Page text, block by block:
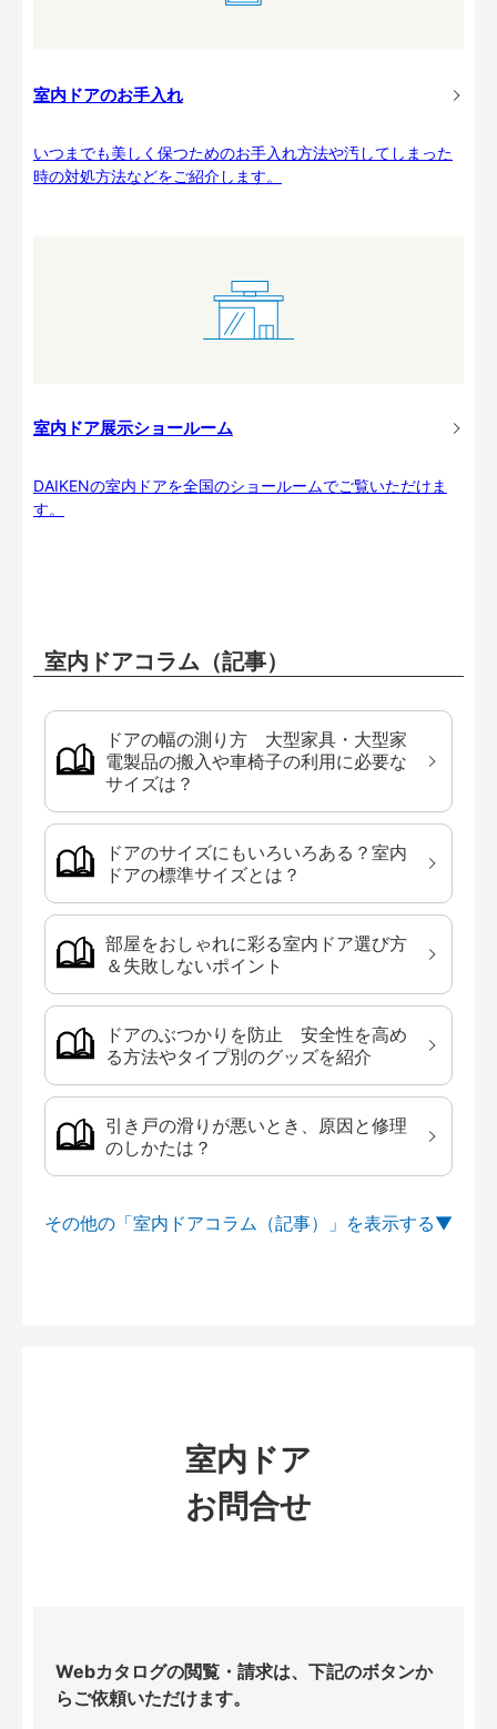
室内ドアのお手入れ
いつまでも美しく保つためのお手入れ方法や汚してしまった
時の対処方法などをご紹介します。
室内ドア展示ショールーム
DAIKENの室内ドアを全国のショールームでご覧いただけま
す。
室内ドアコラム（記事）
ドアの幅の測り方 大型家具・大型家
電製品の搬入や車椅子の利用に必要な
サイズは？
ドアのサイズにもいろいろある？室内
ドアの標準サイズとは？
部屋をおしゃれに彩る室内ドア選び方
＆失敗しないポイント
ドアのぶつかりを防止 安全性を高め
る方法やタイプ別のグッズを紹介
引き戸の滑りが悪いとき、原因と修理
のしかたは？
その他の「室内ドアコラム（記事）」を
室内ドア
お問合せ
Webカタログの閲覧・請求は、下記のボタンか
らご依頼いただけます。